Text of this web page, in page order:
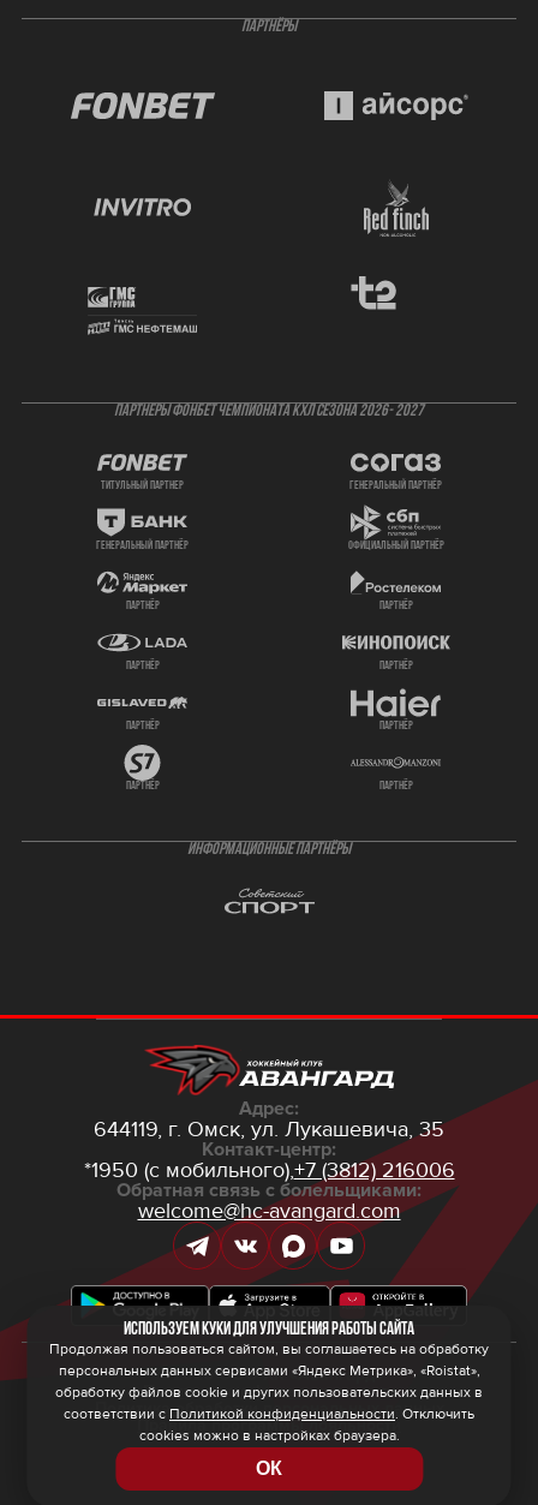
ПАРТНЁРЫ
ПАРТНЕРЫ ФОНБЕТ ЧЕМПИОНАТА КХЛ СЕЗОНА 2026- 2027
титульный партнер генеральный партнёр
генеральный партнёр официальный партнёр
партнёр партнёр
партнёр партнёр
партнёр партнёр
партнёр партнёр
ИНФОРМАЦИОННЫЕ ПАРТНЁРЫ
Адрес:
644119, г. Омск, ул. Лукашевича, 35
Контакт-центр:
*1950 (с мобильного),+7 (3812) 216006
Обратная связь с болельщиками:
welcome@hc-avangard.com
© 2026 ООО ХК «Авангард»
Политика конфиденциальности
Политика обработки персональных данных
Правила программы лояльности
Используем куки для улучшения работы сайта
Продолжая пользоваться сайтом, вы соглашаетесь на обработку
персональных данных сервисами «Яндекс Метрика», «Roistat»,
обработку файлов cookie и других пользовательских данных в
соответствии с Политикой конфиденциальности. Отключить
cookies можно в настройках браузера.
ОК